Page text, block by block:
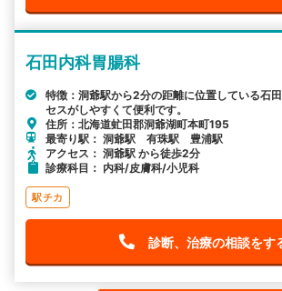
石田内科胃腸科
特徴：洞爺駅から2分の距離に位置している石
セスがしやすくて便利です。
住所：北海道虻田郡洞爺湖町本町195
最寄り駅： 洞爺駅 有珠駅 豊浦駅
アクセス： 洞爺駅 から徒歩2分
診療科目： 内科/皮膚科/小児科
駅チカ
診断、治療の相談をす